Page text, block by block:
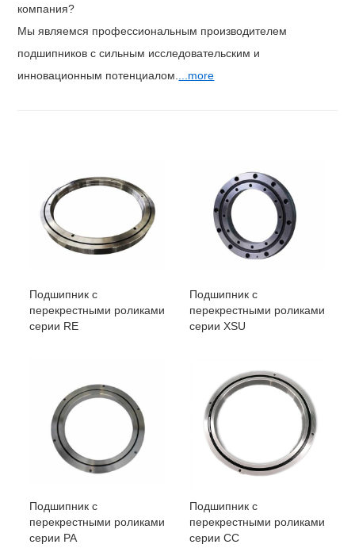
компания?
Мы являемся профессиональным производителем
подшипников с сильным исследовательским и
инновационным потенциалом.
...more
Подшипник с
перекрестными роликами
серии RE
Подшипник с
перекрестными роликами
серии XSU
Подшипник с
перекрестными роликами
серии РА
Подшипник с
перекрестными роликами
серии СС